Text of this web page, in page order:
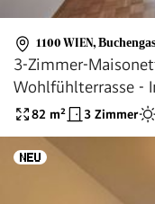
1100 WIEN,
3-Zimmer-
Wohlfühlterrasse -
82 m² 3 Zimmer